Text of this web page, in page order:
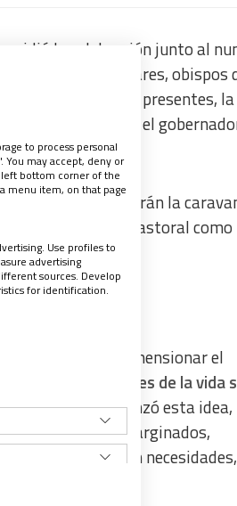
presidió la celebración junto al
, sus obispos auxiliares, obispos
Estuvieron presentes, la
; el
de la política.
que iniciarán la
su camino pastoral como
comprender y dimensionar el
ciertas realidades de la vida
2015). Y afianzó esta idea,
“lloran los marginados,
más o menos sin
to process personal
may accept, deny or
bottom corner of the
menu item, on that page
Use profiles to
advertising
sources. Develop
for identification.